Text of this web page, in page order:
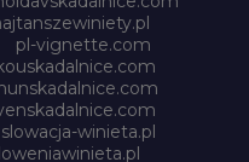
pl-vignette.com
slowacja-winieta.pl